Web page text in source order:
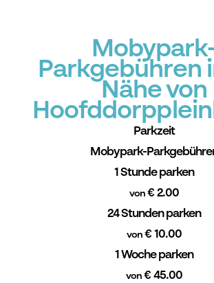
Parkgebühren
Nähe von
Parkzeit
Mobypark-
1 Stunde parken
von € 2.00
24 Stunden parken
von € 10.00
1 Woche parken
von € 45.00